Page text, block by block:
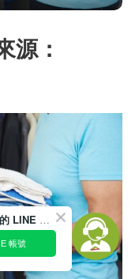
源：
歡迎訂閱我們的 LINE 官方帳號
帳號